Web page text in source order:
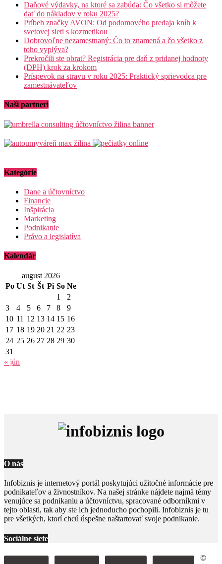
Daňové výdavky, na ktoré sa zabúda: Čo všetko si môžete
dať do nákladov v roku 2025?
Príbeh značky AVON: Od podomového predaja kníh k
svetovej sieti s kozmetikou
Dobrovoľne nezamestnaný: Čo to znamená a čo všetko z
toho vyplýva?
Prekročili ste obrat? Registrácia pre daň z pridanej hodnoty
(DPH) krok za krokom
Príspevok na stravu v roku 2025: Praktický sprievodca pre
zamestnávateľov
Naši partneri
Kategórie
Dane a účtovníctvo
Financie
Inšpirácia
Marketing
Podnikanie
Právo a legislatíva
Kalendár
august 2026
Po Ut St Št Pi So Ne
1
2
3
4 5 6 7 8
9
10 11 12 13 14 15 16
17 18 19 20 21 22 23
24 25 26 27 28 29 30
31
« jún
O nás
Infobiznis je internetový portál poskytujúci užitočné informácie pre
podnikateľov a živnostníkov. Na našej stránke nájdete najmä témy
venujúce sa podnikaniu a účtovníctvu, spracované odborníkmi v
tejto oblasti, tak aby ste ich jednoducho pochopili. Infobiznis je tu
pre všetkých, ktorí chcú úspešne naštartovať svoje podnikanie.
Sociálne siete
©